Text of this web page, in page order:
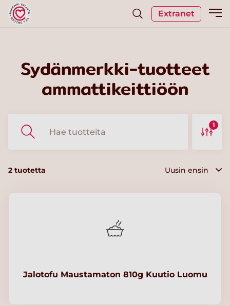
Extranet
Sydänmerkki-tuotteet
ammattikeittiöön
1
2 tuotetta
Jalotofu Maustamaton 810g Kuutio Luomu